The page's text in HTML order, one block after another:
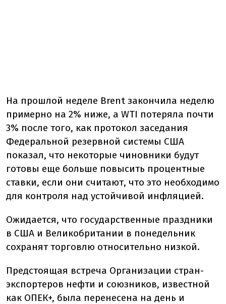
На прошлой неделе Brent закончила неделю
примерно на 2% ниже, а WTI потеряла почти
3% после того, как протокол заседания
Федеральной резервной системы США
показал, что некоторые чиновники будут
готовы еще больше повысить процентные
ставки, если они считают, что это необходимо
для контроля над устойчивой инфляцией.
Ожидается, что государственные праздники
в США и Великобритании в понедельник
сохранят торговлю относительно низкой.
Предстоящая встреча Организации стран-
экспортеров нефти и союзников, известной
как ОПЕК+, была перенесена на день и